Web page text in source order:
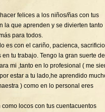
felices a los niños/ñas con tus
la que aprenden y se divierten tanto
para todos.
es con el cariño, pacienca,
tu trabajo. Tengo la gran suerte de
mi ,tanto en lo profesional ( me
estar a tu lado,he aprendido
) como en lo personal eres
locos con tus cuentacuentos